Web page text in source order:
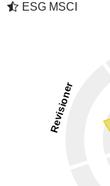
ESG MSCI